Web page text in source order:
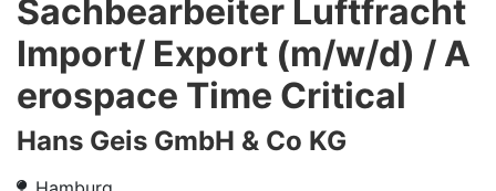
Sachbearbeiter Luftfracht
Import/ Export (m/w/d) / A
erospace Time Critical
Hans Geis GmbH & Co KG